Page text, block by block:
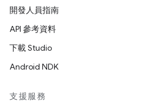
開發人員指南
API 參考資料
下載 Studio
Android NDK
支援服務